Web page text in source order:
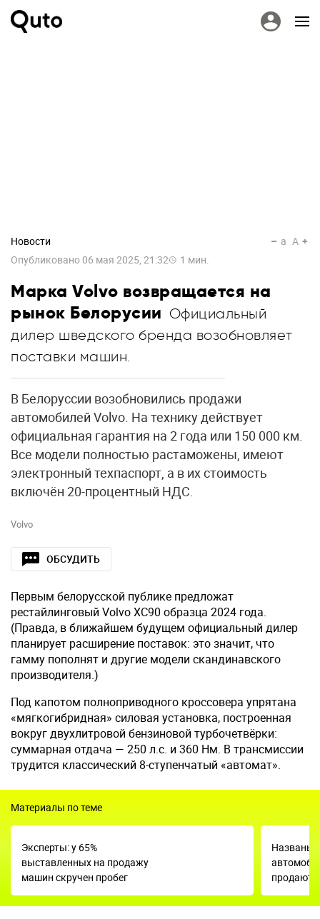
Новости
Опубликовано 06 мая 2025, 21:32 1 мин.
a A
Марка Volvo возвращается на
рынок Белорусии Официальный
дилер шведского бренда возобновляет
поставки машин.
В Белоруссии возобновились продажи
автомобилей Volvo. На технику действует
официальная гарантия на 2 года или 150 000 км.
Все модели полностью растаможены, имеют
электронный техпаспорт, а в их стоимость
включён 20-процентный НДС.
Volvo
ОБСУДИТЬ
Первым белорусской публике предложат
рестайлинговый Volvo XC90 образца 2024 года.
(Правда, в ближайшем будущем официальный дилер
планирует расширение поставок: это значит, что
гамму пополнят и другие модели скандинавского
производителя.)
Под капотом полноприводного кроссовера упрятана
«мягкогибридная» силовая установка, построенная
вокруг двухлитровой бензиновой турбочетвёрки:
суммарная отдача — 250 л.с. и 360 Нм. В трансмиссии
трудится классический 8-ступенчатый «автомат».
Материалы по теме
Эксперты: у 65%
выставленных на продажу
машин скручен пробег
Названы